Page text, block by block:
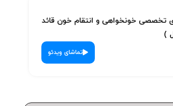
تخصصی خونخواهی و انتقام خون قائد
)
تماشای ویدئو